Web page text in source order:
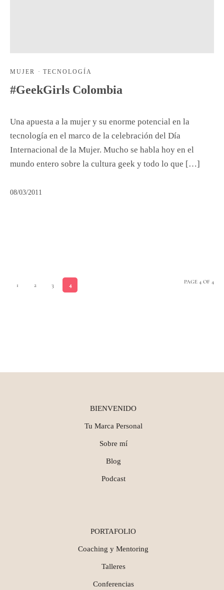
MUJER · TECNOLOGÍA
#GeekGirls Colombia
Una apuesta a la mujer y su enorme potencial en la
tecnología en el marco de la celebración del Día
Internacional de la Mujer. Mucho se habla hoy en el
mundo entero sobre la cultura geek y todo lo que […]
08/03/2011
1 2 3 4 PAGE 4 OF 4
BIENVENIDO
Tu Marca Personal
Sobre mí
Blog
Podcast
PORTAFOLIO
Coaching y Mentoring
Talleres
Conferencias